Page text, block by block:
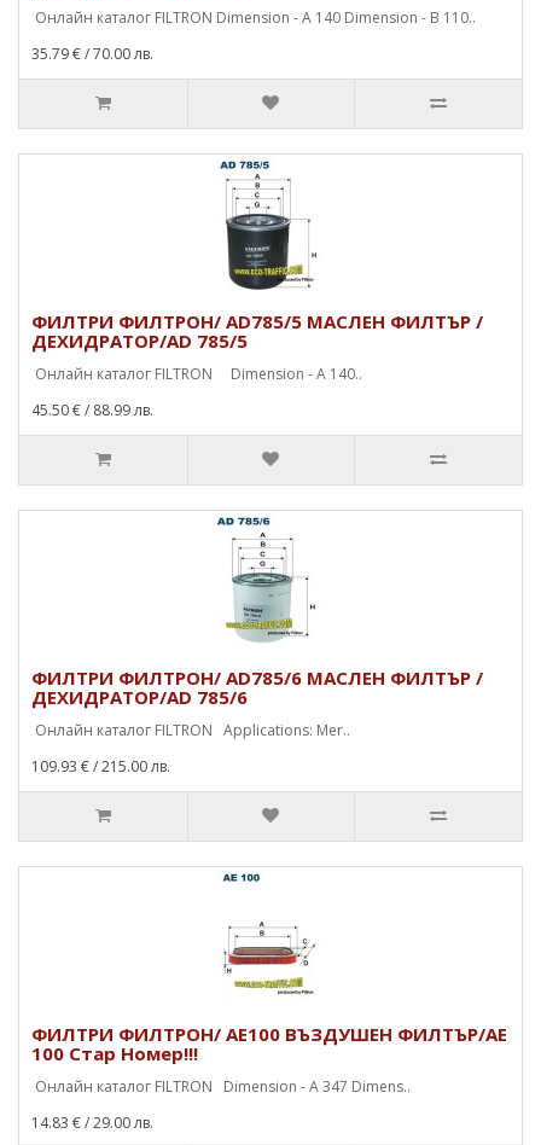
Онлайн каталог FILTRON Dimension - A 140 Dimension - B 110..
35.79 €/ 70.00 лв.
ФИЛТРИ ФИЛТРОН/ AD785/5 МАСЛЕН ФИЛТЪР /
ДЕХИДРАТОР/AD 785/5
Онлайн каталог FILTRON Dimension - A 140..
45.50 €/ 88.99 лв.
ФИЛТРИ ФИЛТРОН/ AD785/6 МАСЛЕН ФИЛТЪР /
ДЕХИДРАТОР/AD 785/6
Онлайн каталог FILTRON Applications: Mer..
109.93 €/ 215.00 лв.
ФИЛТРИ ФИЛТРОН/ AE100 ВЪЗДУШЕН ФИЛТЪР/AE
100 Стар Номер!!!
Онлайн каталог FILTRON Dimension - A 347 Dimens..
14.83 €/ 29.00 лв.